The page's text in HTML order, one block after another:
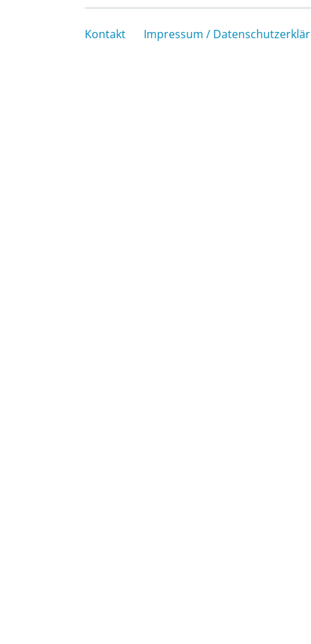
Kontakt Impressum /